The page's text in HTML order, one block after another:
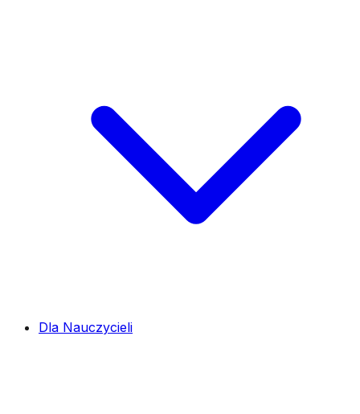
Dla Nauczycieli